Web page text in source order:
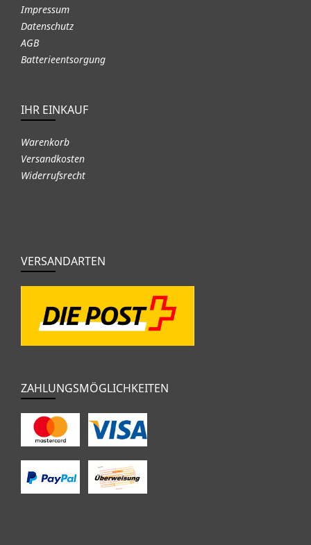
Impressum
Datenschutz
AGB
Batterieentsorgung
IHR EINKAUF
Warenkorb
Versandkosten
Widerrufsrecht
VERSANDARTEN
ZAHLUNGSMÖGLICHKEITEN